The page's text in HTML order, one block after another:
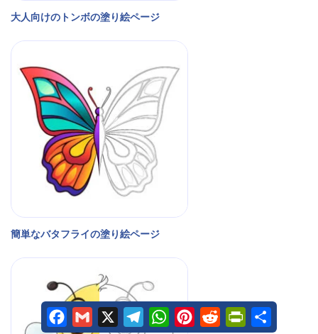
大人向けのトンボの塗り絵ページ
簡単なバタフライの塗り絵ページ
Facebook
Gmail X TelegramWhatsAppPinterestRedditPrintFriendly